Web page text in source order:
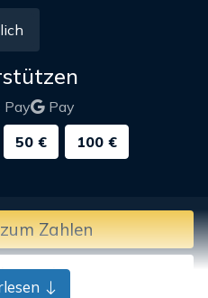
Pay
Pay
50 € 100 €
Zahlen